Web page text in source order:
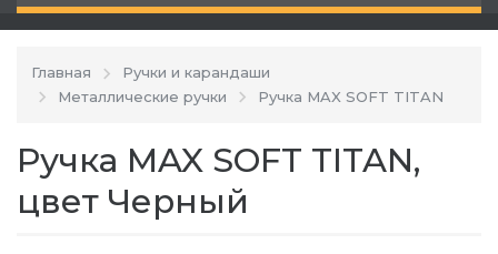
Главная
Ручки и карандаши
Металлические ручки
Ручка MAX SOFT TITAN
Ручка MAX SOFT TITAN,
цвет Черный